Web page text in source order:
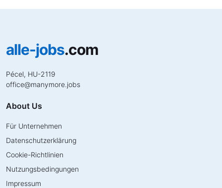
alle-jobs.com
Pécel, HU-2119
office@manymore.jobs
About Us
Für Unternehmen
Datenschutzerklärung
Cookie-Richtlinien
Nutzungsbedingungen
Impressum